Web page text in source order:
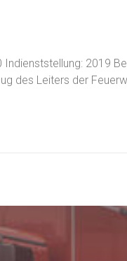
2019
des Leiters der